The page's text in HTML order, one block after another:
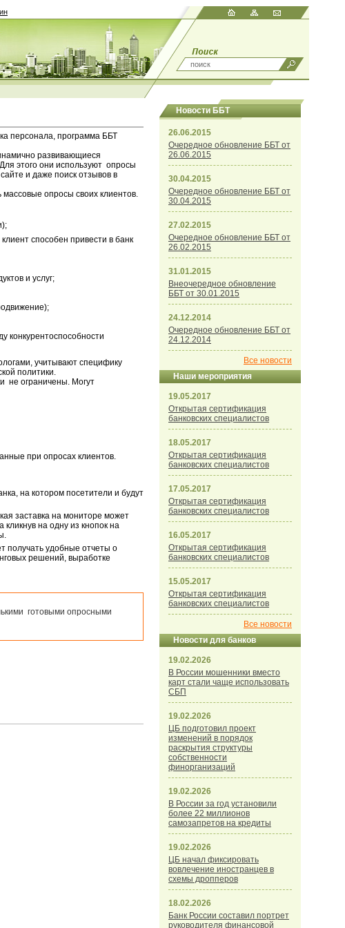
персонала, программа ББТ
развивающиеся
этого они используют опросы
и даже поиск отзывов в
опросы своих клиентов.
способен привести в банк
и услуг;
конкурентоспособности
учитывают специфику
политики.
не ограничены. Могут
при опросах клиентов.
на котором посетители и будут
заставка на мониторе может
на одну из кнопок на
получать удобные отчеты о
решений, выработке
готовыми опросными
Новости ББТ
26.06.2015
Очередное обновление ББТ от
26.06.2015
30.04.2015
Очередное обновление ББТ от
30.04.2015
27.02.2015
Очередное обновление ББТ от
26.02.2015
31.01.2015
Внеочередное обновление
ББТ от 30.01.2015
24.12.2014
Очередное обновление ББТ от
24.12.2014
Все новости
Наши мероприятия
19.05.2017
Открытая сертификация
банковских специалистов
18.05.2017
Открытая сертификация
банковских специалистов
17.05.2017
Открытая сертификация
банковских специалистов
16.05.2017
Открытая сертификация
банковских специалистов
15.05.2017
Открытая сертификация
банковских специалистов
Все новости
Новости для банков
19.02.2026
В России мошенники вместо
карт стали чаще использовать
СБП
19.02.2026
ЦБ подготовил проект
изменений в порядок
раскрытия структуры
собственности
финорганизаций
19.02.2026
В России за год установили
более 22 миллионов
самозапретов на кредиты
19.02.2026
ЦБ начал фиксировать
вовлечение иностранцев в
схемы дропперов
18.02.2026
Банк России составил портрет
руководителя финансовой